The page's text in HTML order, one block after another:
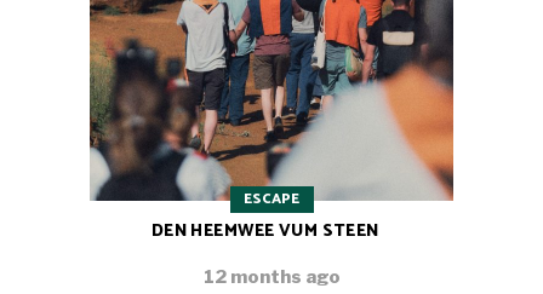
ESCAPE
DEN HEEMWEE VUM STEEN
12 months ago